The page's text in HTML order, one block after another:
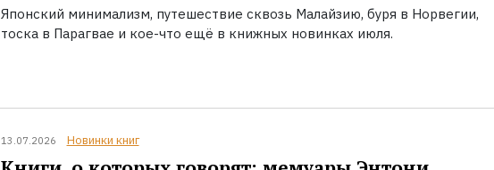
Японский минимализм, путешествие сквозь Малайзию, буря в Норвегии,
тоска в Парагвае и кое-что ещё в книжных новинках июля.
13.07.2026 Новинки книг